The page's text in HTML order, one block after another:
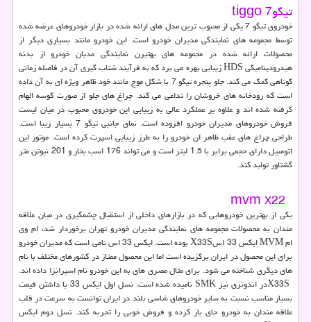
تیگوtiggo 7
خودروی تیگو 7 یکی از محبوب ترین مدل های ارائه شده در بازار خودروهای عرضه شده
توسط مجموعه های نمایندگی مدیران خودرو است. این خودرو مانند بسیاری دیگر از
محصولات ارائه شده در مجموعه های بهتیرن نمایندگی مدیان خودرو از بدنه
هیدرودینامیکیHDSزیبایی بهره می برد که به فرآیند شتاب گیری آن در فاصله زمانی
کوتاهی کمک می کند. جلو پنجره تیگو 7 با شکل موج مانند خود ظاهر ویژه ای به آن داده
است که رودخانه های خروشان را تداعی می کند. چراغ های جلو از صورت کوسه الهام
گرفته شده اند و علاوه بر عملکرد عالی به زیبایی این خودروی محبوب در میان لیست
فروش خودروهای مدیران خودرو افزوده است. نمای جانبی تیگو 7 بسیار زیبا است.
طراحی چراغ های عقب ظاهر ان خودرو را به طرز زیبایی اسپرت کرده است. موتور این
اتومبیل دارای حجمی برابر با 1.5 لیتر است و می تواند 176 اسب بخار و 201 نیوتن متر
گشتاور تولید کند.
mvm x22
یکی از بهترین خودروهایی که در بازارهای داخلی از استقبال چشمگیری در میان علاقه
مندان به محصولات مجموعه های نمایندگی مدیران خودرو تهران برخوردار شد، ام وی
امMVMایکس 33 اس X33S
بوده است. ایکس 33 اس نامی است که مدیران خودرو
برای این محصول در ایران برگزیده است اما این محصول ممتاز در کشورهای مختلف با نام
های دیگری شناخته می شود. برای مثال مصری های به این خودرو نام اسپرانزا داده اند.
X33Sدر اندونزی نیزSMK
نامیده شده است. نسل اول ایکس 33 با داشتن قیمت
بسیار مناسب نسبت به سایر خودروهای شاسی بلند در ایران توانست به سرعت در قلب
علاقه مندان به خودرو جای باز کرده و فروش خوبی را تجربه کند. نسل دوم ایکس